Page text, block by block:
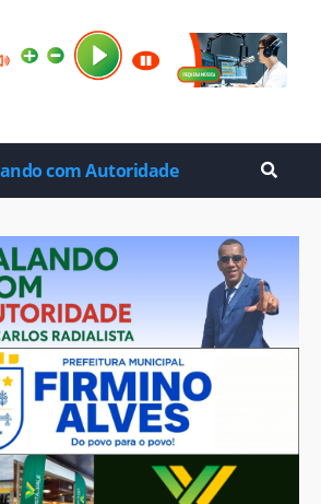
com Autoridade